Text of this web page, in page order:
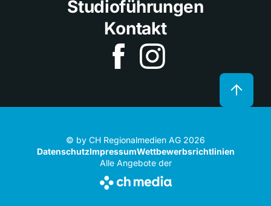
Studioführungen
Kontakt
© by CH Regionalmedien AG 2026
DatenschutzImpressumWettbewerbsrichtlinien
Alle Angebote der